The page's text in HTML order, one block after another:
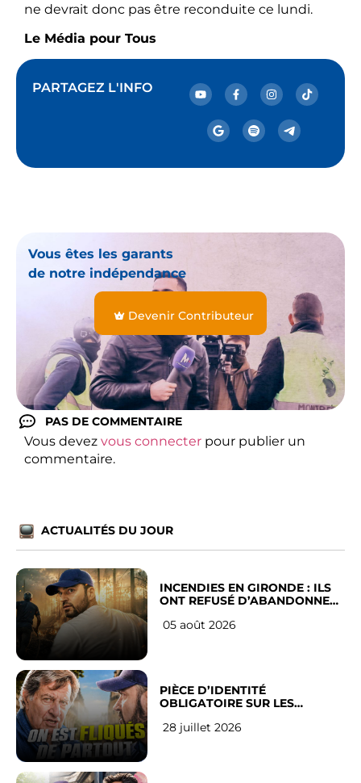
ne devrait donc pas être reconduite ce lundi.
Le Média pour Tous
PARTAGEZ L'INFO
Vous êtes les garants
de notre indépendance
Devenir Contributeur
PAS DE COMMENTAIRE
Vous devez vous connecter pour publier un
commentaire.
ACTUALITÉS DU JOUR
INCENDIES EN GIRONDE : ILS
ONT REFUSÉ D’ABANDONNER
05 août 2026
PIÈCE D’IDENTITÉ
OBLIGATOIRE SUR LES
Français
28 juillet 2026